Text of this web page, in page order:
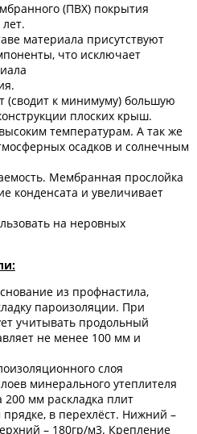
(ПВХ) покрытия
материала присутствуют
что исключает
(сводит к минимуму) большую
плоских крыш.
температурам. А так же
осадков и солнечным
Мембранная прослойка
конденсата и увеличивает
на неровных
из профнастила,
пароизоляции. При
учитывать продольный
не менее 100 мм и
слоя
минерального утеплителя
мм раскладка плит
в перехлёст. Нижний –
– 180гр/м3. Крепление